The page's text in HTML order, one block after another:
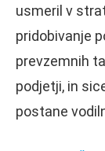
usmeril v
pridobivanje
prevzemnih
podjetji, in
postane